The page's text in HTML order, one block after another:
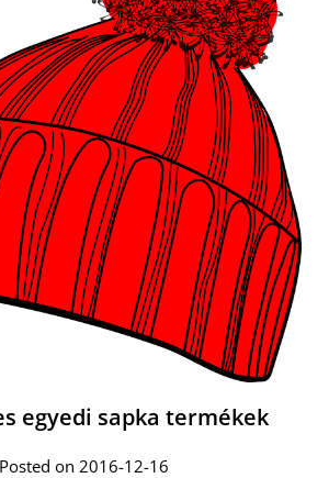
egyedi sapka termékek
Posted on 2016-12-16